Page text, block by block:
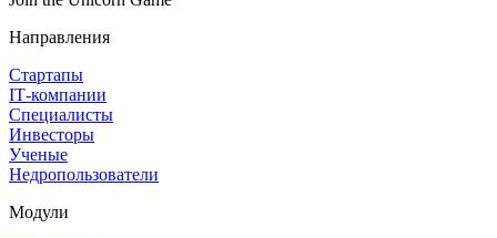
Направления
Стартапы
IT‑компании
Специалисты
Инвесторы
Ученые
Недропользователи
Модули